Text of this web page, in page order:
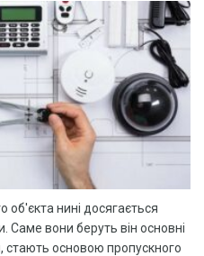
об'єкта нині досягається
Саме вони беруть він основні
стають основою пропускного